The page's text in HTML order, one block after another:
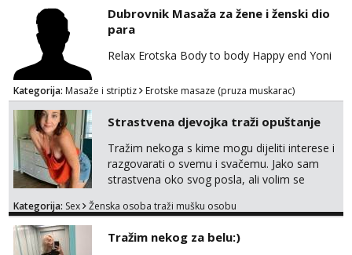
dostupna radnim danom (vikendi i noći su za
obitelj) - vodiš brigu o zdravlju i koristiš
zaštitu Ne javljajte se: - debele - frajeri i
Dubrovnik Masaža za žene i ženski dio
para
Relax Erotska Body to body Happy end Yoni
Kategorija: Masaže i striptiz Erotske masaze (pruza muskarac)
Strastvena djevojka traži opuštanje
Tražim nekoga s kime mogu dijeliti interese i
razgovarati o svemu i svačemu. Jako sam
strastvena oko svog posla, ali volim se
Voljela bi naci nekoga pa da se nemoram
ispod i nadji me tamo, cekam te!
Kategorija: Sex Ženska osoba traži mušku osobu
Tražim nekog za belu:)